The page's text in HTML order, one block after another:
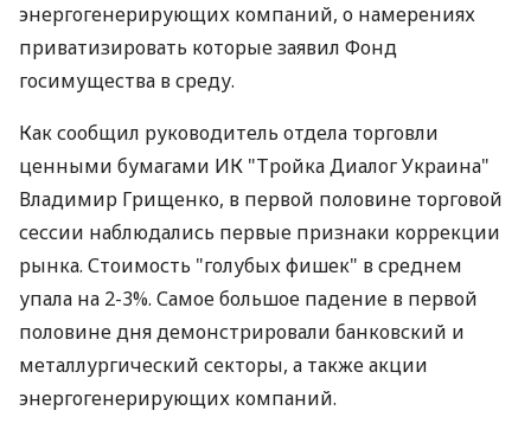
энергогенерирующих компаний, о намерениях
приватизировать которые заявил Фонд
госимущества в среду.
Как сообщил руководитель отдела торговли
ценными бумагами ИК "Тройка Диалог Украина"
Владимир Грищенко, в первой половине торговой
сессии наблюдались первые признаки коррекции
рынка. Стоимость "голубых фишек" в среднем
упала на 2-3%. Самое большое падение в первой
половине дня демонстрировали банковский и
металлургический секторы, а также акции
энергогенерирующих компаний.